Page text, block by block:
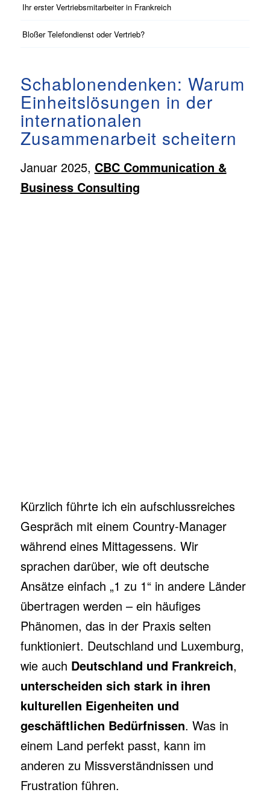
Ihr erster Vertriebsmitarbeiter in Frankreich
Bloßer Telefondienst oder Vertrieb?
Schablonendenken: Warum
Einheitslösungen in der
internationalen
Zusammenarbeit scheitern
Januar 2025, CBC Communication &
Business Consulting
Kürzlich führte ich ein aufschlussreiches
Gespräch mit einem Country-Manager
während eines Mittagessens. Wir
sprachen darüber, wie oft deutsche
Ansätze einfach „1 zu 1“ in andere Länder
übertragen werden – ein häufiges
Phänomen, das in der Praxis selten
funktioniert. Deutschland und Luxemburg,
wie auch Deutschland und Frankreich,
unterscheiden sich stark in ihren
kulturellen Eigenheiten und
geschäftlichen Bedürfnissen. Was in
einem Land perfekt passt, kann im
anderen zu Missverständnissen und
Frustration führen.